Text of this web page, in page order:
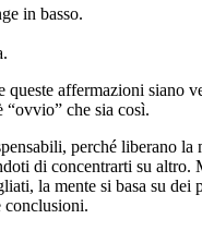
in basso.
queste affermazioni siano
“ovvio” che sia così.
perché liberano la
di concentrarti su altro.
la mente si basa su dei
conclusioni.